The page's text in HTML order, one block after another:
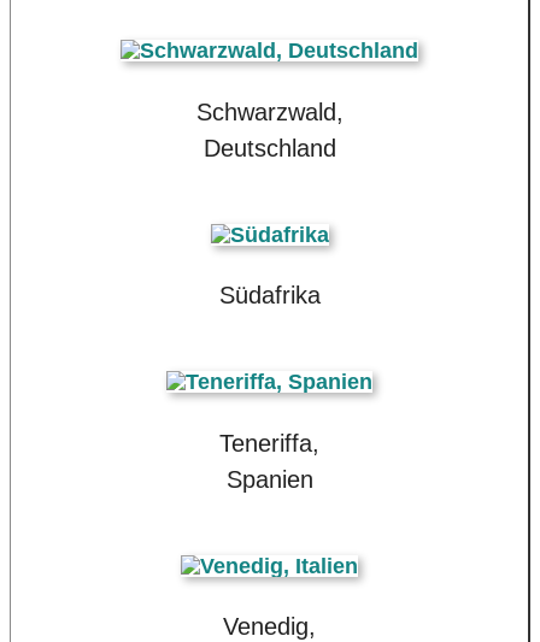
Schwarzwald,
Deutschland
Südafrika
Teneriffa,
Spanien
Venedig,